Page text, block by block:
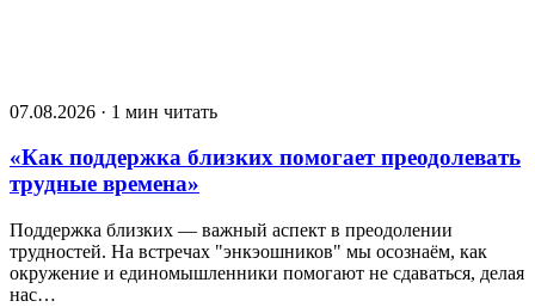
07.08.2026 · 1 мин читать
«Как поддержка близких помогает преодолевать
трудные времена»
Поддержка близких — важный аспект в преодолении
трудностей. На встречах "энкэошников" мы осознаём, как
окружение и единомышленники помогают не сдаваться, делая
нас…